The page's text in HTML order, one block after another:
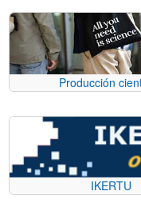
Producción
IKERTU